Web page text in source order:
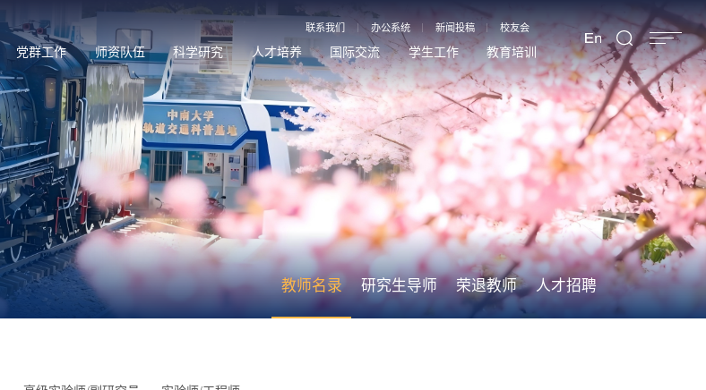
联系我们 办公系统 新闻投稿 校友会
党群工作 师资队伍 科学研究 人才培养 国际交流 学生工作 教育培训
教师名录 研究生导师 荣退教师 人才招聘